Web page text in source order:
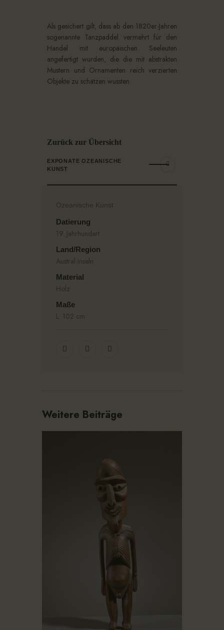
Als gesichert gilt, dass ab den 1820er-Jahren
sogenannte Tanzpaddel vermehrt für den
Handel mit europäischen Seeleuten
angefertigt wurden, die die mit abstrakten
Mustern und Ornamenten reich verzierten
Objekte zu schätzen wussten.
Zurück zur Übersicht
EXPONATE OZEANISCHE
KUNST
Ozeanische Kunst
Datierung
19. Jahrhundert
Land/Region
Austral-Inseln
Material
Holz
Maße
L: 102 cm
Weitere Beiträge